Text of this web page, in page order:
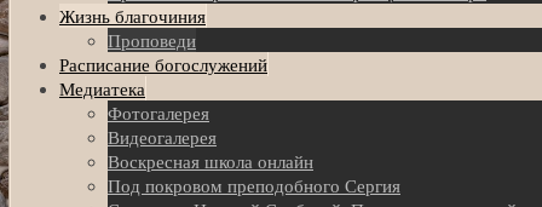
Жизнь благочиния
Проповеди
Расписание богослужений
Медиатека
Фотогалерея
Видеогалерея
Воскресная школа онлайн
Под покровом преподобного Сергия